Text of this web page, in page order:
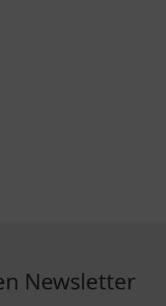
Newsletter